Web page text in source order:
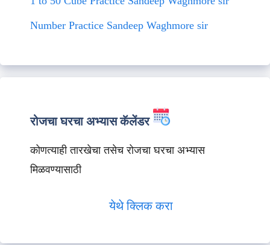
Number Practice Sandeep Waghmore sir
रोजचा घरचा अभ्यास कॅलेंडर
कोणत्याही तारखेचा तसेच रोजचा घरचा अभ्यास
मिळवण्यासाठी
येथे क्लिक करा